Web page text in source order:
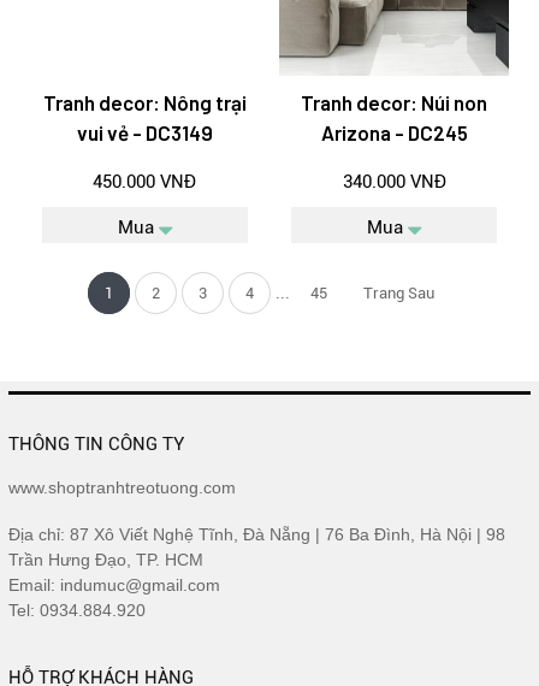
Tranh decor: Nông trại
vui vẻ - DC3149
450.000 VNĐ
Mua
Tranh decor: Núi non
Arizona - DC245
340.000 VNĐ
Mua
1 2 3 4 45 Trang Sau
THÔNG TIN CÔNG TY
www.shoptranhtreotuong.com
Địa chỉ: 87 Xô Viết Nghệ Tĩnh, Đà Nẵng | 76 Ba Đình, Hà Nội | 98
Trần Hưng Đạo, TP. HCM
Email: indumuc@gmail.com
Tel: 0934.884.920
HỖ TRỢ KHÁCH HÀNG